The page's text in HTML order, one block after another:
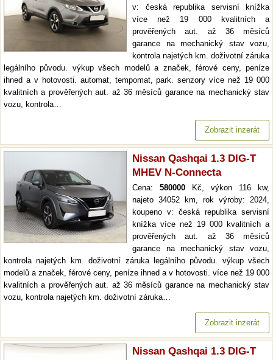
v: česká republika servisní knížka
více než 19 000 kvalitních a
prověřených aut. až 36 měsíců
garance na mechanický stav vozu,
kontrola najetých km. doživotní záruka
legálního původu. výkup všech modelů a značek, férové ceny, peníze
ihned a v hotovosti. automat, tempomat, park. senzory více než 19 000
kvalitních a prověřených aut. až 36 měsíců garance na mechanický stav
vozu, kontrola…
Zobrazit inzerát
Nissan Qashqai 1.3 DIG-T
MHEV N-Connecta
Cena: 580000 Kč, výkon 116 kw,
najeto 34052 km, rok výroby: 2024,
koupeno v: česká republika servisní
knížka více než 19 000 kvalitních a
prověřených aut. až 36 měsíců
garance na mechanický stav vozu,
kontrola najetých km. doživotní záruka legálního původu. výkup všech
modelů a značek, férové ceny, peníze ihned a v hotovosti. více než 19 000
kvalitních a prověřených aut. až 36 měsíců garance na mechanický stav
vozu, kontrola najetých km. doživotní záruka…
Zobrazit inzerát
Nissan Qashqai 1.3 DIG-T